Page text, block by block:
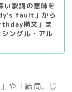
い歌詞の意味を
fault」から
構文」ま
ングル・アル
や「結局、じ